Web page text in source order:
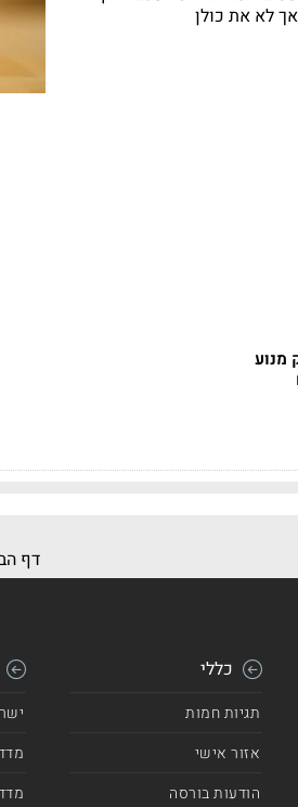
לא את כולן
מנוע
דף
כללי
תגיות חמות
אזור אישי
הודעות בורסה